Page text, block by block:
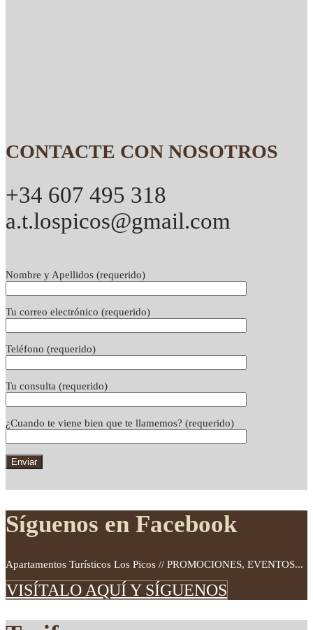
CONTACTE CON NOSOTROS
+34 607 495 318
a.t.lospicos@gmail.com
Nombre y Apellidos (requerido)
Tu correo electrónico (requerido)
Teléfono (requerido)
Tu consulta (requerido)
¿Cuando te viene bien que te llamemos? (requerido)
Síguenos en Facebook
Apartamentos Turísticos Los Picos // PROMOCIONES, EVENTOS...
VISÍTALO AQUÍ Y SÍGUENOS